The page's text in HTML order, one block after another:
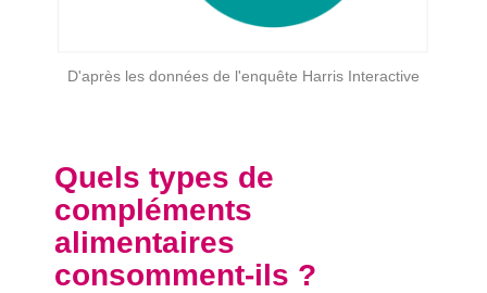
D'après les données de l'enquête Harris Interactive
Quels types de
compléments
alimentaires
consomment-ils ?